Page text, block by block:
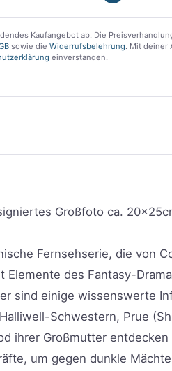
Kaufangebot ab. Die
sowie die Widerrufsbelehrung. Mit deiner
einverstanden.
Großfoto ca.
Fernsehserie, die
des Fantasy-
sind einige wissenswerte
Schwestern, Prue
ihrer Großmutter
um gegen dunkle